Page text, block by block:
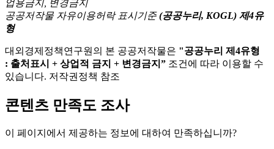
공공저작물 자유이용허락 표시기준 (공공누리, KOGL) 제4유
형
대외경제정책연구원의 본 공공저작물은 "공공누리 제4유형
: 출처표시 + 상업적 금지 + 변경금지” 조건에 따라 이용할 수
있습니다. 저작권정책 참조
콘텐츠 만족도 조사
이 페이지에서 제공하는 정보에 대하여 만족하십니까?